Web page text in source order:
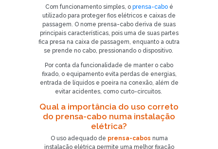
Com funcionamento simples, o prensa-caboé
utilizado para proteger fios elétricos e caixas de
passagem. O nome prensa-cabo deriva de suas
principais características, pois uma de suas partes
fica presa na caixa de passagem, enquanto a outra
se prende no cabo, pressionando o dispositivo.
Por conta da funcionalidade de manter o cabo
fixado, o equipamento evita perdas de energias,
entrada de líquidos e poeira na conexão, além de
evitar acidentes, como curto-circuitos.
Qual a importância do uso correto
do prensa-cabo numa instalação
elétrica?
O uso adequado de prensa-cabos numa
instalação elétrica permite uma melhor fixação